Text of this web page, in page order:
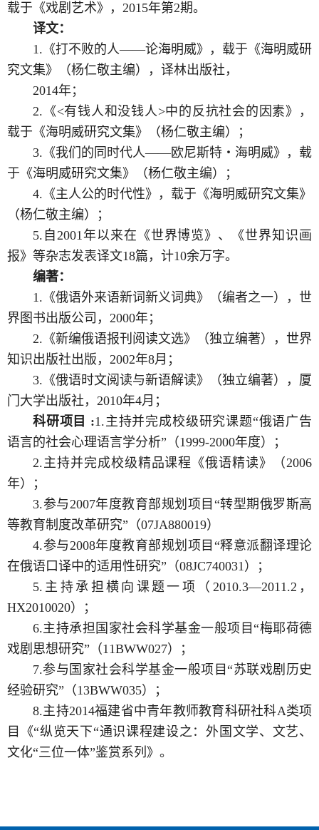
载于《戏剧艺术》，2015年第2期。
译文：
1.《打不败的人――论海明威》，载于《海明威研
究文集》（杨仁敬主编），译林出版社，
2014年；
2.《<有钱人和没钱人>中的反抗社会的因素》，
载于《海明威研究文集》（杨仁敬主编）；
3.《我们的同时代人――欧尼斯特・海明威》，载
于《海明威研究文集》（杨仁敬主编）；
4.《主人公的时代性》，载于《海明威研究文集》
（杨仁敬主编）；
5.自2001年以来在《世界博览》、《世界知识画
报》等杂志发表译文18篇，计10余万字。
编著：
1.《俄语外来语新词新义词典》（编者之一），世
界图书出版公司，2000年；
2.《新编俄语报刊阅读文选》（独立编著），世界
知识出版社出版，2002年8月；
3.《俄语时文阅读与新语解读》（独立编著），厦
门大学出版社，2010年4月；
科研项目 :1.主持并完成校级研究课题“俄语广告
语言的社会心理语言学分析”（1999-2000年度）；
2.主持并完成校级精品课程《俄语精读》（2006
年）；
3.参与2007年度教育部规划项目“转型期俄罗斯高
等教育制度改革研究”（07JA880019）
4.参与2008年度教育部规划项目“释意派翻译理论
在俄语口译中的适用性研究”（08JC740031）；
5.主持承担横向课题一项（2010.3―2011.2，
HX2010020）；
6.主持承担国家社会科学基金一般项目“梅耶荷德
戏剧思想研究”（11BWW027）；
7.参与国家社会科学基金一般项目“苏联戏剧历史
经验研究”（13BWW035）；
8.主持2014福建省中青年教师教育科研社科A类项
目《“纵览天下“通识课程建设之：外国文学、文艺、
文化“三位一体”鉴赏系列》。